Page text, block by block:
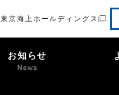
東京海上ホールディングス
お知らせ